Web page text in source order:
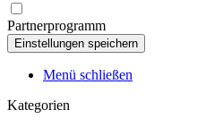
Partnerprogramm
Menü schließen
Kategorien